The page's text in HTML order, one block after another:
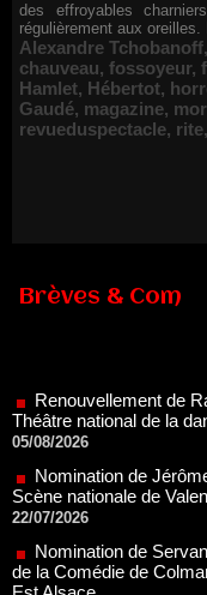
des effroyables
régulièrement aux
Alexandre Tchobanoff,
chauveau, fossoyeur,
Hamlet, Hébertot,
Gaudé, magazine,
revueduspectacle, rite,
Brèves & Com
05/08/2026
Nomination de
Scène nationale de
22/07/2026
Nomination de
de la Comédie de
Est Alsace
07/07/2026